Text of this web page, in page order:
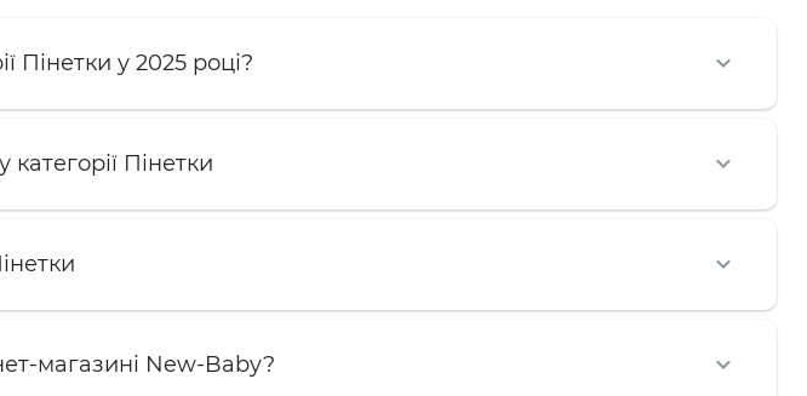
Пінетки у 2025 році?
Пінетки
магазині New-Baby?